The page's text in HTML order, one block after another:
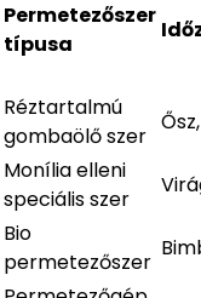
Permetezőszer
típusa
Réztartalmú
gombaölő szer
Monília elleni
speciális szer
Bio
permetezőszer